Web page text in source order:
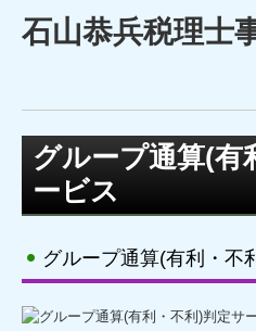
事務所紹介
経営理念
石山恭兵税理士
グループ通算(有
ービス
グループ通算(有利・不